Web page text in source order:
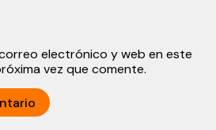
electrónico y web en este
vez que comente.